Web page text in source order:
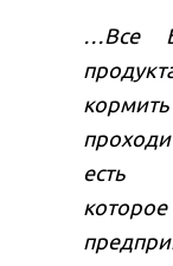
…Все
есть